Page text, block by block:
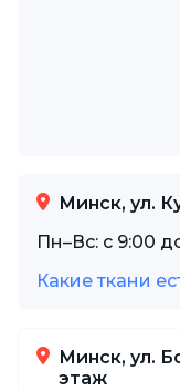
Минск, ул.
Пн–Вс: с 9:00
Какие ткани
Минск, ул.
этаж